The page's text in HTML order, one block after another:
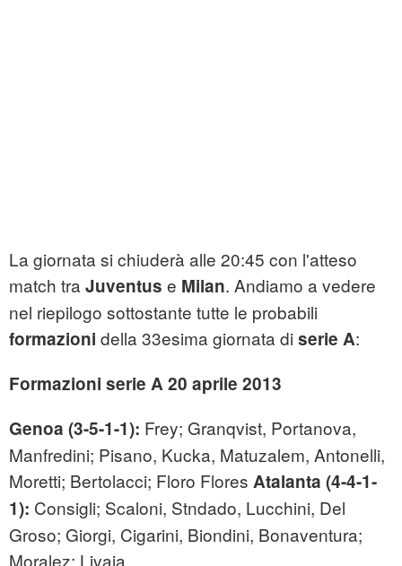
La giornata si chiuderà alle 20:45 con l'atteso
match tra Juventus e Milan. Andiamo a vedere
nel riepilogo sottostante tutte le probabili
formazioni della 33esima giornata di serie A:
Formazioni serie A 20 aprile 2013
Genoa (3-5-1-1): Frey; Granqvist, Portanova,
Manfredini; Pisano, Kucka, Matuzalem, Antonelli,
Moretti; Bertolacci; Floro Flores Atalanta (4-4-1-
1): Consigli; Scaloni, Stndado, Lucchini, Del
Groso; Giorgi, Cigarini, Biondini, Bonaventura;
Moralez; Livaja